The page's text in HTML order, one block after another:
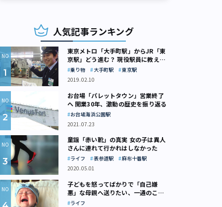
人気記事ランキング
東京メトロ「大手町駅」からJR「東
京駅」どう進む？ 現役駅員に教えて
もらいました
乗り物 大手町駅
東京駅
2019.02.10
お台場「パレットタウン」営業終了
へ 開業30年、激動の歴史を振り返る
お台場海浜公園駅
2021.07.23
童謡「赤い靴」の真実 女の子は異人
さんに連れて行かれはしなかった
ライフ 表参道駅
麻布十番駅
2020.05.01
子どもを怒ってばかりで「自己嫌
悪」な母親へ送りたい、一通のここ
ろの処方箋
ライフ